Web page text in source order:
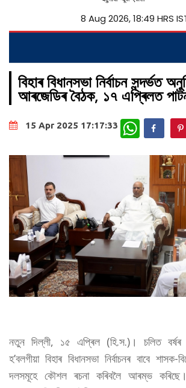
8 Aug 2026, 18:49 HRS
বিহাৰ বিধানসভা নিৰ্বাচন সন্দৰ্ভত
আৰজেডিৰ বৈঠক, ১৭ এপ্ৰিলত
15 Apr 2025 17:17:33 WhatsApp
নতুন দিল্লী, ১৫ এপ্ৰিল (হি.স.)। চলিত বৰ্ষৰ
হ’বলগীয়া বিহাৰ বিধানসভা নিৰ্বাচনৰ বাবে
দলসমূহে কৌশল ৰচনা কৰিবলৈ আৰম্ভ কৰিছে।